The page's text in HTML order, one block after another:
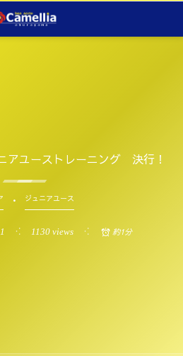
アユーストレーニング 決行！
ジュニアユース
1130 views 約1分